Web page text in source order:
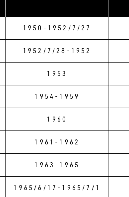
1950-1952/7/27
1952/7/28-1952
1953
1954-1959
1960
1961-1962
1963-1965
1965/6/17-1965/7/1